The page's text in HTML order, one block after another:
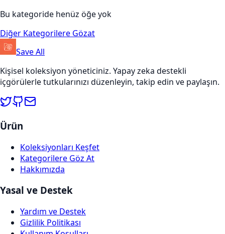
Bu kategoride henüz öğe yok
Diğer Kategorilere Gözat
Save All
Kişisel koleksiyon yöneticiniz. Yapay zeka destekli
içgörülerle tutkularınızı düzenleyin, takip edin ve paylaşın.
Ürün
Koleksiyonları Keşfet
Kategorilere Göz At
Hakkımızda
Yasal ve Destek
Yardım ve Destek
Gizlilik Politikası